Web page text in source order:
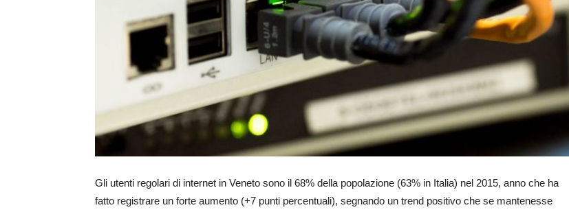
Gli utenti regolari di internet in Veneto sono il 68% della popolazione (63% in Italia) nel 2015, anno che ha
fatto registrare un forte aumento (+7 punti percentuali), segnando un trend positivo che se mantenesse